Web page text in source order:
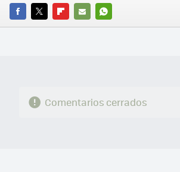
FACEBOOK
TWITTERFLIPBOARD
E-
WHATSAPP
Comentarios cerrados